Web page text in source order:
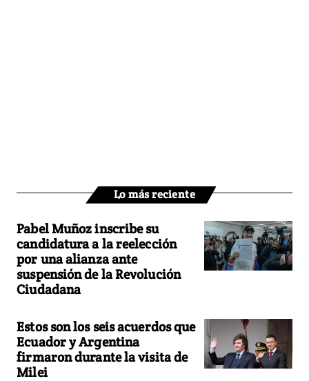
Lo más reciente
Pabel Muñoz inscribe su
candidatura a la reelección
por una alianza ante
suspensión de la Revolución
Ciudadana
Estos son los seis acuerdos que
Ecuador y Argentina
firmaron durante la visita de
Milei